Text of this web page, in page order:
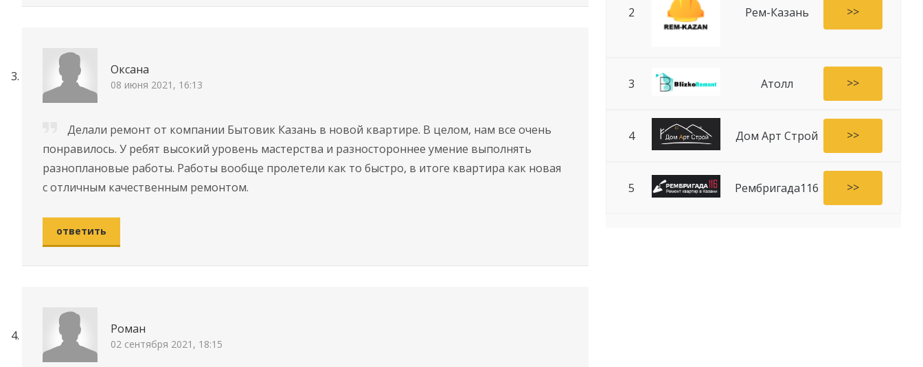
Оксана
08 июня 2021, 16:13
Делали ремонт от компании Бытовик Казань в новой квартире. В целом, нам все очень
понравилось. У ребят высокий уровень мастерства и разностороннее умение выполнять
разноплановые работы. Работы вообще пролетели как то быстро, в итоге квартира как новая
с отличным качественным ремонтом.
ответить
Роман
02 сентября 2021, 18:15
2 Рем-Казань >>
3 Атолл >>
4 Дом Арт Строй >>
5 Рембригада116 >>